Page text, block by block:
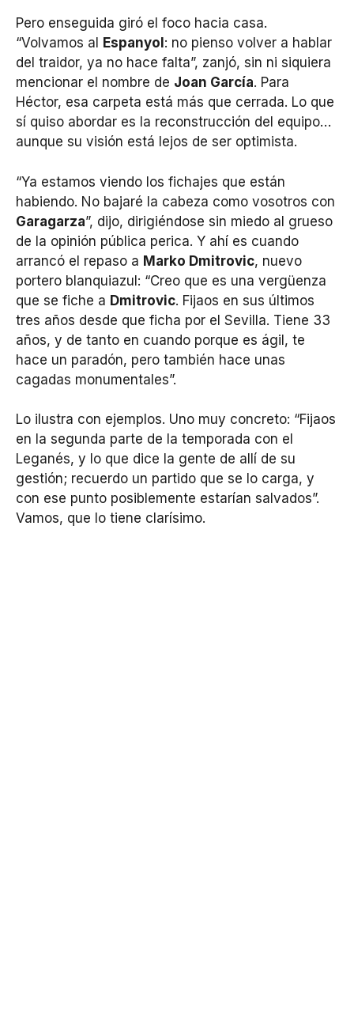
Pero enseguida giró el foco hacia casa.
“Volvamos al
Espanyol : no pienso volver a hablar
del traidor, ya no hace falta”, zanjó, sin ni siquiera
mencionar el nombre de Joan García. Para
Héctor, esa carpeta está más que cerrada. Lo que
sí quiso abordar es la reconstrucción del equipo…
aunque su visión está lejos de ser optimista.
“Ya estamos viendo los fichajes que están
habiendo. No bajaré la cabeza como vosotros con
Garagarza”, dijo, dirigiéndose sin miedo al grueso
de la opinión pública perica. Y ahí es cuando
arrancó el repaso a Marko Dmitrovic, nuevo
portero blanquiazul: “Creo que es una vergüenza
que se fiche a Dmitrovic. Fijaos en sus últimos
tres años desde que ficha por el Sevilla. Tiene 33
años, y de tanto en cuando porque es ágil, te
hace un paradón, pero también hace unas
cagadas monumentales”.
Lo ilustra con ejemplos. Uno muy concreto: “Fijaos
en la segunda parte de la temporada con el
Leganés, y lo que dice la gente de allí de su
gestión; recuerdo un partido que se lo carga, y
con ese punto posiblemente estarían salvados”.
Vamos, que lo tiene clarísimo.